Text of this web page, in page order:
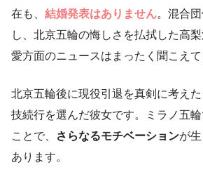
在も、 結婚発表はありません。混合
し、北京五輪の悔しさを払拭した高
愛方面のニュースはまったく聞こえて
北京五輪後に現役引退を真剣に考え
技続行を選んだ彼女です。ミラノ五
ことで、
さらなるモチベーションが
あります。